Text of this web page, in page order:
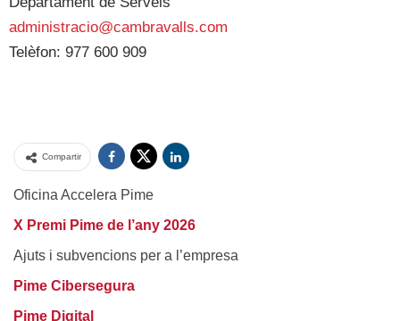
administracio@cambravalls.com
Telèfon: 977 600 909
Compartir
Oficina Accelera Pime
X Premi Pime de l’any 2026
Ajuts i subvencions per a l’empresa
Pime Cibersegura
Pime Digital